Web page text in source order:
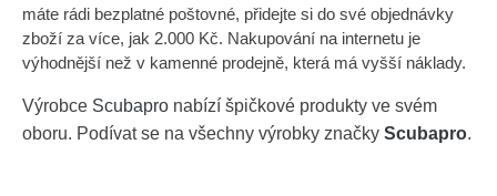
máte rádi bezplatné poštovné, přidejte si do své objednávky
zboží za více, jak 2.000 Kč. Nakupování na internetu je
výhodnější než v kamenné prodejně, která má vyšší náklady.
Výrobce Scubapro nabízí špičkové produkty ve svém
oboru. Podívat se na všechny výrobky značky Scubapro.